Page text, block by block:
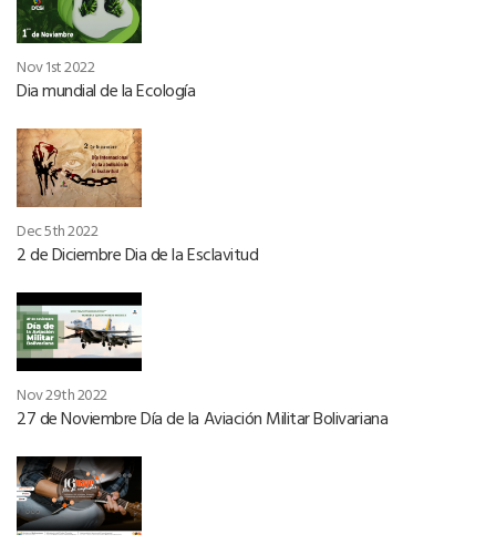
Nov 1st 2022
Dia mundial de la Ecología
Dec 5th 2022
2 de Diciembre Dia de la Esclavitud
Nov 29th 2022
27 de Noviembre Día de la Aviación Militar Bolivariana